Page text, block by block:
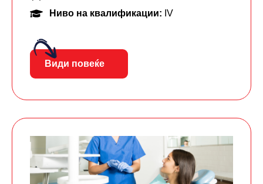
Ниво на квалификации: IV
Види повеќе